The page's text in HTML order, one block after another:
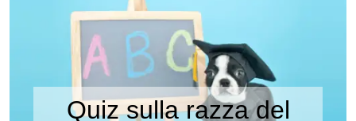
Quiz sulla razza del